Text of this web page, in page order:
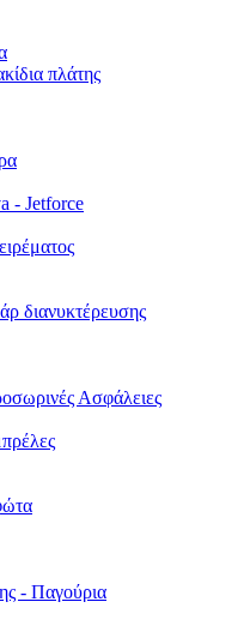
πλάτης
- Jetforce
διανυκτέρευσης
Ασφάλειες
- Παγούρια